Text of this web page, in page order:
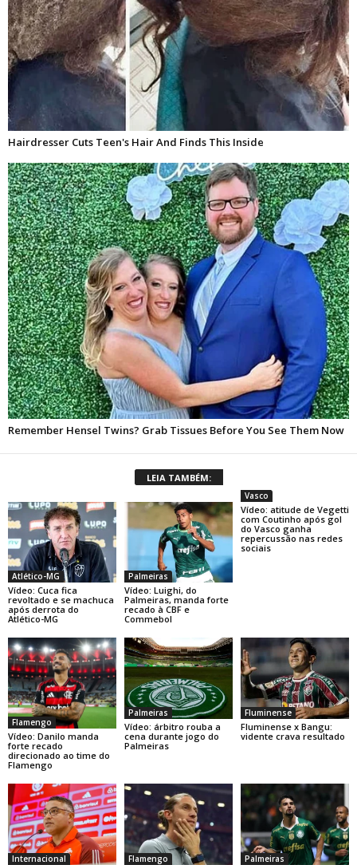
LEIA TAMBÉM:
Atlético-MG
Vídeo: Cuca fica
revoltado e se machuca
após derrota do
Atlético-MG
Palmeiras
Vídeo: Luighi, do
Palmeiras, manda forte
recado à CBF e
Commebol
Vasco
Vídeo: atitude de Vegetti
com Coutinho após gol
do Vasco ganha
repercussão nas redes
sociais
Flamengo
Vídeo: Danilo manda
forte recado
direcionado ao time do
Flamengo
Palmeiras
Vídeo: árbitro rouba a
cena durante jogo do
Palmeiras
Fluminense
Fluminense x Bangu:
vidente crava resultado
Internacional Flamengo Palmeiras